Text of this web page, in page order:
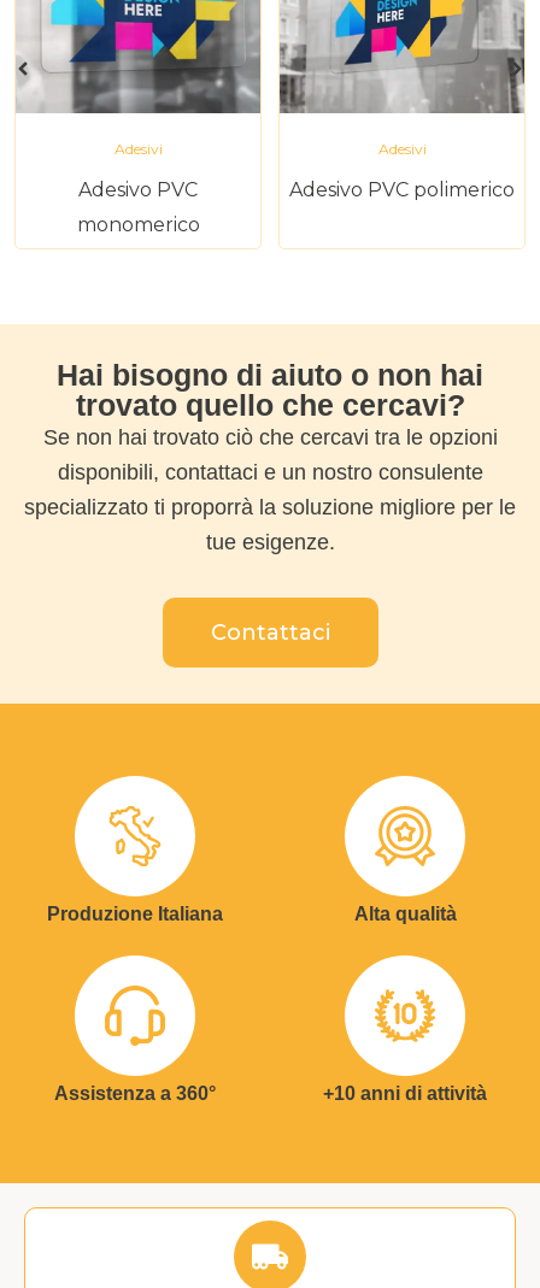
Adesivi
Adesivo PVC
monomerico
Adesivi
Adesivo PVC polimerico
Hai bisogno di aiuto o non hai
trovato quello che cercavi?
Se non hai trovato ciò che cercavi tra le opzioni
disponibili, contattaci e un nostro consulente
specializzato ti proporrà la soluzione migliore per le
tue esigenze.
Contattaci
Produzione Italiana Alta qualità
Assistenza a 360° +10 anni di attività